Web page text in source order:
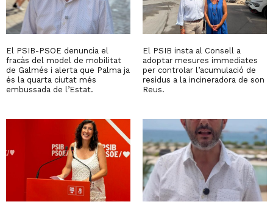
El PSIB-PSOE denuncia el
fracàs del model de mobilitat
de Galmés i alerta que Palma ja
és la quarta ciutat més
embussada de l’Estat.
El PSIB insta al Consell a
adoptar mesures immediates
per controlar l’acumulació de
residus a la incineradora de son
Reus.